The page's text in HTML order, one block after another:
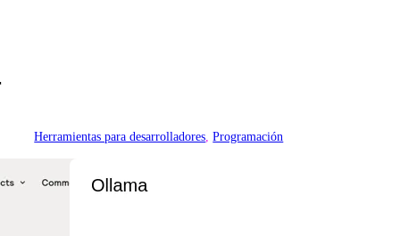
Herramientas para desarrolladores, Programación